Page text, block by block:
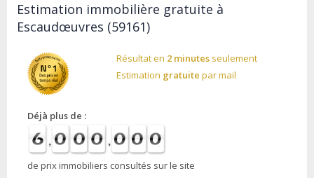
Estimation immobilière gratuite à
Escaudœuvres (59161)
Résultat en 2 minutesseulement
Estimation gratuite par mail
Déjà plus de :
de prix immobiliers consultés sur le site